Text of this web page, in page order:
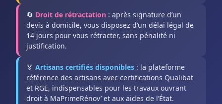
🔄 Droit de rétractation : après signature d’un
devis à domicile, vous disposez d’un délai légal de
14 jours pour vous rétracter, sans pénalité ni
justification.
🏅 Artisans certifiés disponibles : la plateforme
référence des artisans avec certifications Qualibat
et RGE, indispensables pour les travaux ouvrant
droit à MaPrimeRénov’ et aux aides de l’État.